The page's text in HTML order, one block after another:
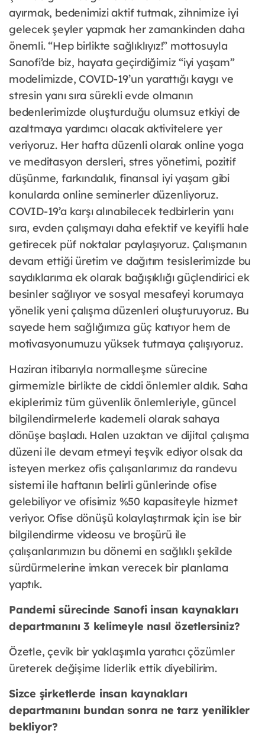
ayırmak, bedenimizi aktif tutmak, zihnimize iyi
gelecek şeyler yapmak her zamankinden daha
önemli. “Hep birlikte sağlıklıyız!” mottosuyla
Sanofi’de biz, hayata geçirdiğimiz “iyi yaşam”
modelimizde, COVID-19’un yarattığı kaygı ve
stresin yanı sıra sürekli evde olmanın
bedenlerimizde oluşturduğu olumsuz etkiyi de
azaltmaya yardımcı olacak aktivitelere yer
veriyoruz. Her hafta düzenli olarak online yoga
ve meditasyon dersleri, stres yönetimi, pozitif
düşünme, farkındalık, finansal iyi yaşam gibi
konularda online seminerler düzenliyoruz.
COVID-19’a karşı alınabilecek tedbirlerin yanı
sıra, evden çalışmayı daha efektif ve keyifli hale
getirecek püf noktalar paylaşıyoruz. Çalışmanın
devam ettiği üretim ve dağıtım tesislerimizde bu
saydıklarıma ek olarak bağışıklığı güçlendirici ek
besinler sağlıyor ve sosyal mesafeyi korumaya
yönelik yeni çalışma düzenleri oluşturuyoruz. Bu
sayede hem sağlığımıza güç katıyor hem de
motivasyonumuzu yüksek tutmaya çalışıyoruz.
Haziran itibarıyla normalleşme sürecine
girmemizle birlikte de ciddi önlemler aldık. Saha
ekiplerimiz tüm güvenlik önlemleriyle, güncel
bilgilendirmelerle kademeli olarak sahaya
dönüşe başladı. Halen uzaktan ve dijital çalışma
düzeni ile devam etmeyi teşvik ediyor olsak da
isteyen merkez ofis çalışanlarımız da randevu
sistemi ile haftanın belirli günlerinde ofise
gelebiliyor ve ofisimiz %50 kapasiteyle hizmet
veriyor. Ofise dönüşü kolaylaştırmak için ise bir
bilgilendirme videosu ve broşürü ile
çalışanlarımızın bu dönemi en sağlıklı şekilde
sürdürmelerine imkan verecek bir planlama
yaptık.
Pandemi sürecinde Sanofi insan kaynakları
departmanını 3 kelimeyle nasıl özetlersiniz?
Özetle, çevik bir yaklaşımla yaratıcı çözümler
üreterek değişime liderlik ettik diyebilirim.
Sizce şirketlerde insan kaynakları
departmanını bundan sonra ne tarz yenilikler
bekliyor?